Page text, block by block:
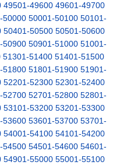
49501-49600 49601-49700
50000 50001-50100 50101-
50401-50500 50501-50600
50900 50901-51000 51001-
51301-51400 51401-51500
51800 51801-51900 51901-
52201-52300 52301-52400
52700 52701-52800 52801-
53101-53200 53201-53300
53600 53601-53700 53701-
54001-54100 54101-54200
54500 54501-54600 54601-
54901-55000 55001-55100